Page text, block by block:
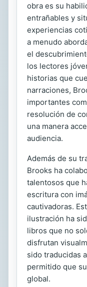
obra es su
entrañables y
experiencias
a menudo
el
los lectores
historias que
narraciones,
importantes
resolución de
una manera
audiencia.
Además de su
Brooks ha
talentosos que
escritura con
cautivadoras.
ilustración ha
libros que no
disfrutan
sido traducidas
permitido que
global.